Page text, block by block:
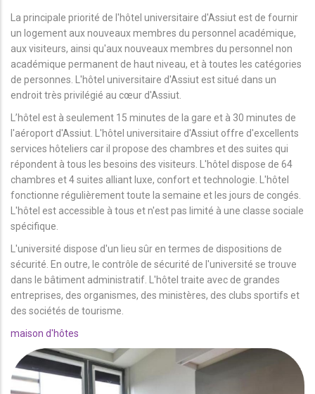
La principale priorité de l'hôtel universitaire d'Assiut est de fournir
un logement aux nouveaux membres du personnel académique,
aux visiteurs, ainsi qu'aux nouveaux membres du personnel non
académique permanent de haut niveau, et à toutes les catégories
de personnes. L'hôtel universitaire d'Assiut est situé dans un
endroit très privilégié au cœur d'Assiut.
L’hôtel est à seulement 15 minutes de la gare et à 30 minutes de
l'aéroport d'Assiut. L'hôtel universitaire d'Assiut offre d'excellents
services hôteliers car il propose des chambres et des suites qui
répondent à tous les besoins des visiteurs. L'hôtel dispose de 64
chambres et 4 suites alliant luxe, confort et technologie. L'hôtel
fonctionne régulièrement toute la semaine et les jours de congés.
L'hôtel est accessible à tous et n'est pas limité à une classe sociale
spécifique.
L'université dispose d'un lieu sûr en termes de dispositions de
sécurité. En outre, le contrôle de sécurité de l'université se trouve
dans le bâtiment administratif. L'hôtel traite avec de grandes
entreprises, des organismes, des ministères, des clubs sportifs et
des sociétés de tourisme.
maison d'hôtes